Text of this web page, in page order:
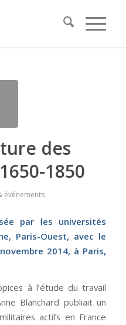
des
1850
événements
par les universités
Paris-Ouest, avec le
2014, à Paris,
à l’étude du travail
Blanchard publiait un
actifs en France